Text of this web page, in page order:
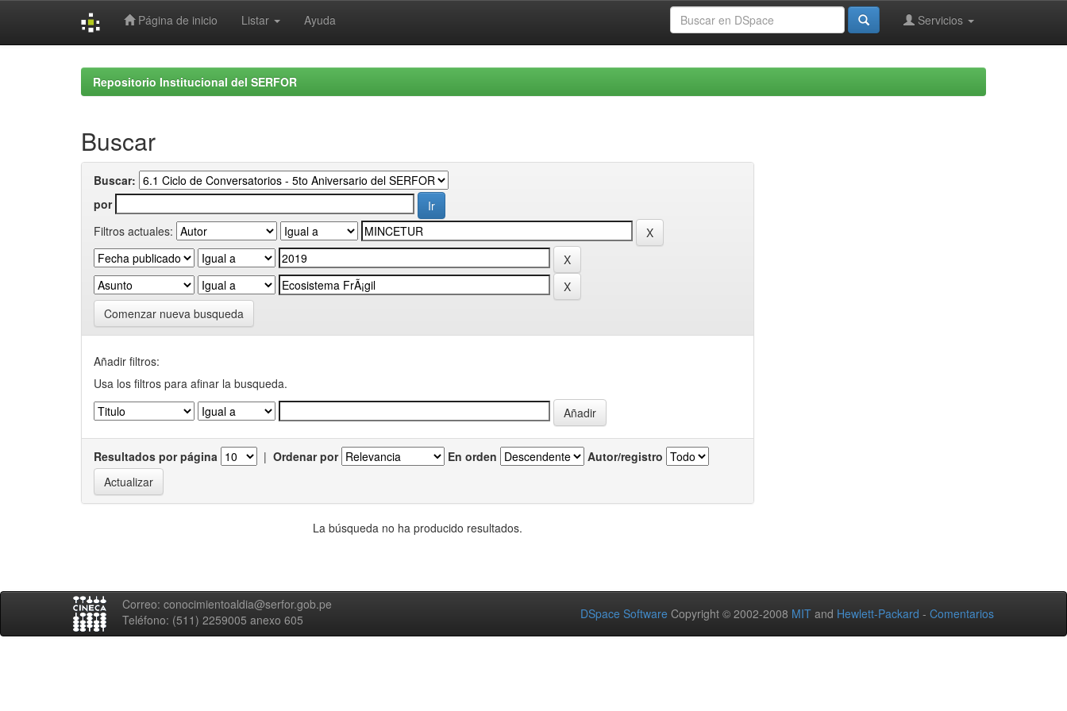
Página de inicio Listar Ayuda Servicios
Repositorio Institucional del SERFOR
Buscar
Buscar:
por
Filtros actuales:
Comenzar nueva busqueda
Añadir filtros:
Usa los filtros para afinar la busqueda.
Resultados por página | Ordenar por En orden Autor/registro
La búsqueda no ha producido resultados.
Correo: conocimientoaldia@serfor.gob.pe
Teléfono: (511) 2259005 anexo 605
DSpace Software Copyright © 2002-2008 MIT and Hewlett-Packard - Comentarios